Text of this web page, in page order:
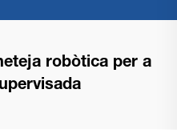
robòtica per a